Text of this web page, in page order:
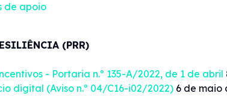
de apoio
(PRR)
- Portaria n.º 135-A/2022, de 1 de abril
digital (Aviso n.º 04/C16-i02/2022) 6 de maio